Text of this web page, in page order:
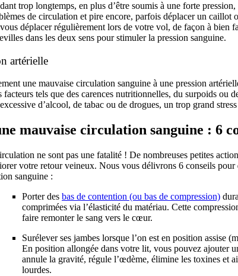
trop longtemps, en plus d’être soumis à une forte
de circulation et pire encore, parfois déplacer un caillot
déplacer régulièrement lors de votre vol, de façon à bien
dans les deux sens pour stimuler la pression sanguine.
artérielle
une mauvaise circulation sanguine à une pression
facteurs tels que des carences nutritionnelles, du surpoids ou
d’alcool, de tabac ou de drogues, un trop grand
mauvaise circulation sanguine : 6
ne sont pas une fatalité ! De nombreuses petites
votre retour veineux. Nous vous délivrons 6 conseils
sanguine :
Porter des bas de contention (ou bas de compression)
comprimées via l’élasticité du matériau. Cette
faire remonter le sang vers le cœur.
Surélever ses jambes lorsque l’on est en position assise
En position allongée dans votre lit, vous pouvez ajouter
annule la gravité, régule l’œdème, élimine les toxines et
lourdes.